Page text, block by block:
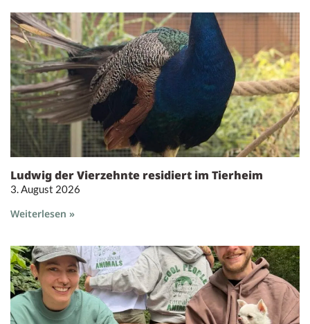
Ludwig der Vierzehnte residiert im Tierheim
3. August 2026
Weiterlesen »